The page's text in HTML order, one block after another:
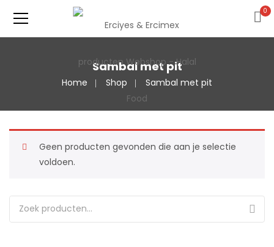
0
Sambal met pit
Home Shop Sambal met pit
Geen producten gevonden die aan je selectie
voldoen.
Zoeken naar: